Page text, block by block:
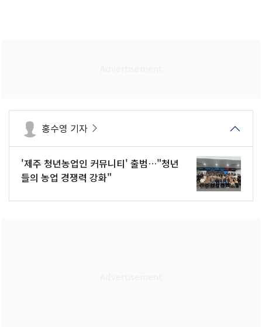
홍수영 기자
'제주 청년농업인 커뮤니티' 출범…"청년
들의 농업 경쟁력 강화"